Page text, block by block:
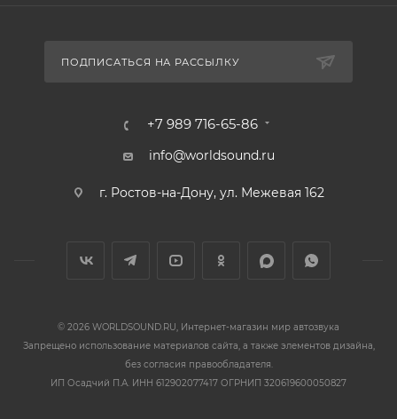
ПОДПИСАТЬСЯ НА РАССЫЛКУ
+7 989 716-65-86
info@worldsound.ru
г. Ростов-на-Дону, ул. Межевая 162
© 2026 WORLDSOUND.RU, Интернет-магазин мир автозвука
Запрещено использование материалов сайта, а также элементов дизайна,
без согласия правообладателя.
ИП Осадчий П.А. ИНН 612902077417 ОГРНИП 320619600050827